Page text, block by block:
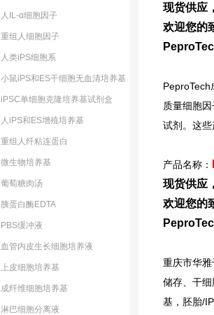
人IL-α细胞因子
重组人细胞因子
人类iPS细胞系
小鼠iPS和ES干细胞无血清培养基
iPSC单细胞克隆培养基试剂盒
人iPS和ES增殖培养基
重组人纤粘连蛋白
微生物培养基
葡萄糖肉汤
胰蛋白酶EDTA
PBS缓冲液
血管内皮生长细胞培养液
上皮细胞培养基
成纤维细胞培养基
淋巴细胞分离液
现货供应
欢迎您
PeproTech
质量细胞
试剂。这
产品名称：
现货供应
欢迎您
重庆市华
储存、干
基，胚胎/